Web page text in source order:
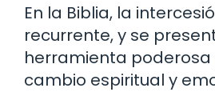
En la Biblia, la
recurrente, y se
herramienta
cambio espiritual y